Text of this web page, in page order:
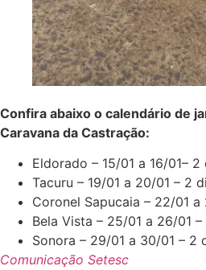
Confira abaixo o calendário de
Caravana da Castração:
Eldorado – 15/01 a 16/01– 2
Tacuru – 19/01 a 20/01 – 2
Coronel Sapucaia – 22/01
Bela Vista – 25/01 a 26/01
Sonora – 29/01 a 30/01 – 2
Comunicação Setesc